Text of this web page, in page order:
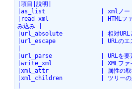
|項目|説明|
|as_list                | xmlノードを
|read_xml               | HTMLファイ
み込み |
|url_absolute           | 相対URLと
|url_escape             | URLのエス
|url_parse              | URLを要素
|write_xml              | XMLファイ
|xml_attr               | 属性の取
|xml_children           | ツリーの上